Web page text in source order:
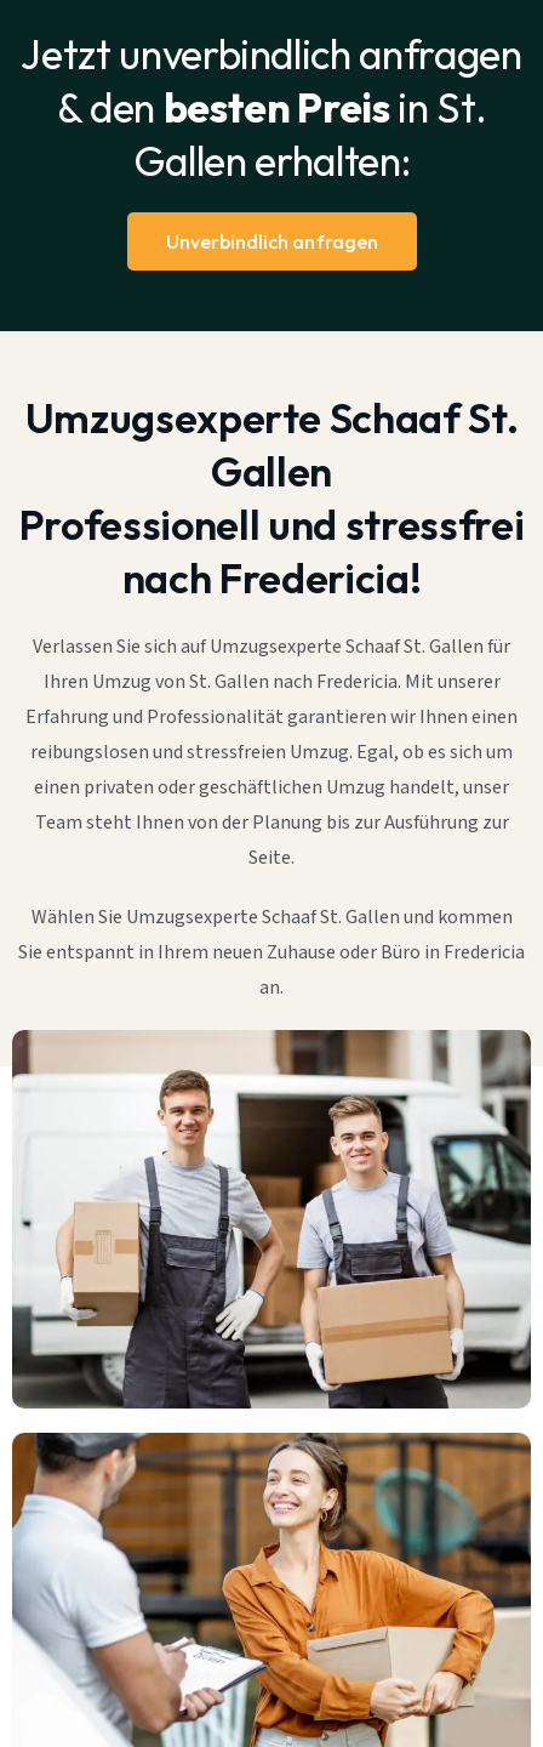
Jetzt unverbindlich anfragen
& den besten Preisin St.
Gallen erhalten:
Unverbindlich anfragen
Umzugsexperte Schaaf St.
Gallen
Professionell und stressfrei
nach Fredericia!
Verlassen Sie sich auf Umzugsexperte Schaaf St. Gallen für
Ihren Umzug von St. Gallen nach Fredericia. Mit unserer
Erfahrung und Professionalität garantieren wir Ihnen einen
reibungslosen und stressfreien Umzug. Egal, ob es sich um
einen privaten oder geschäftlichen Umzug handelt, unser
Team steht Ihnen von der Planung bis zur Ausführung zur
Seite.
Wählen Sie Umzugsexperte Schaaf St. Gallen und kommen
Sie entspannt in Ihrem neuen Zuhause oder Büro in Fredericia
an.